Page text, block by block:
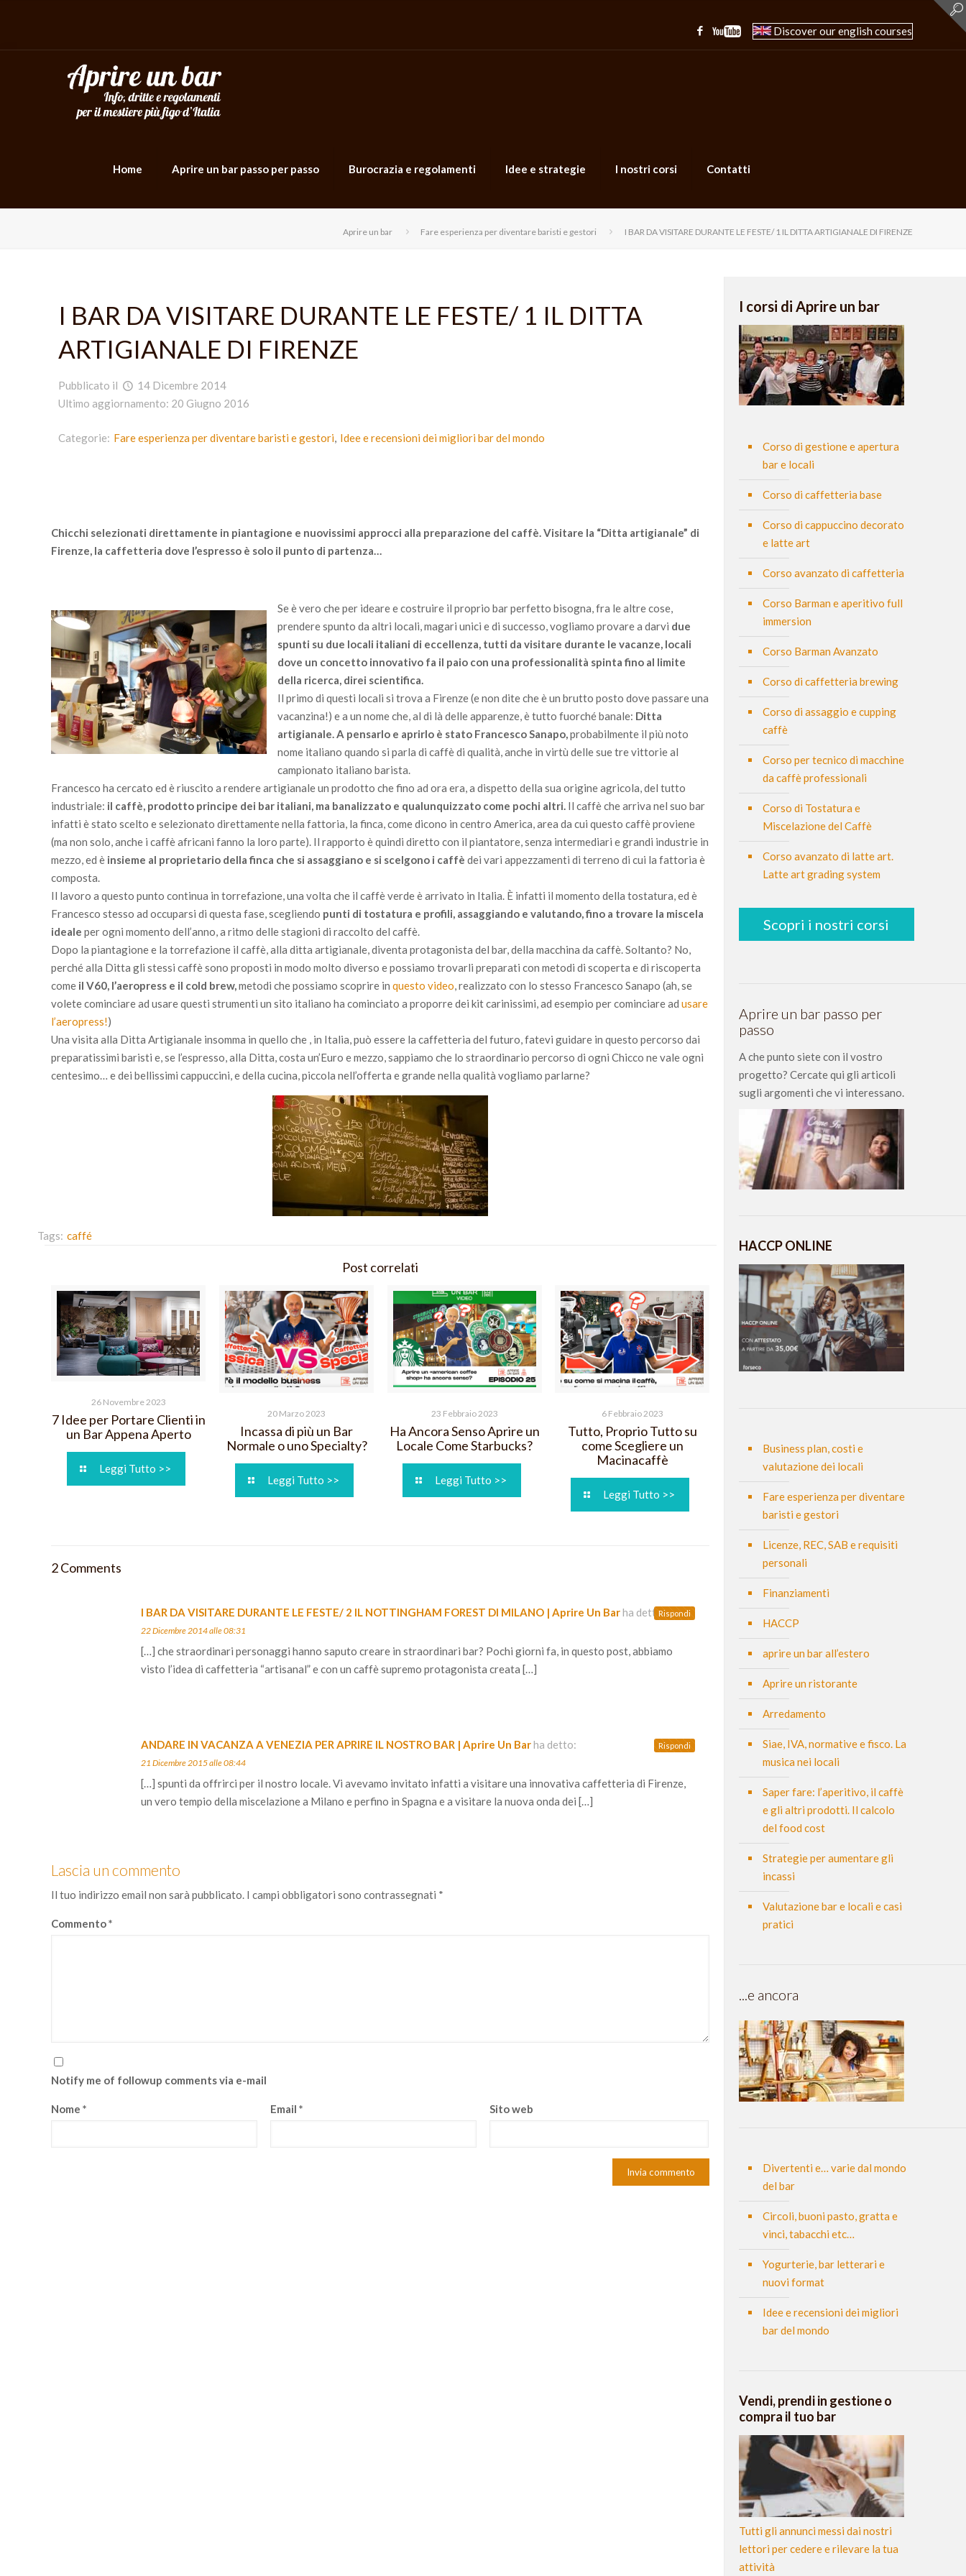
Discover our english courses
Home Aprire un bar passo per passo Burocrazia e regolamenti Idee e strategie I nostri corsi Contatti
Aprire un bar Fare esperienza per diventare baristi e gestori I BAR DA VISITARE DURANTE LE FESTE/ 1 IL DITTA ARTIGIANALE DI FIRENZE
I BAR DA VISITARE DURANTE LE FESTE/ 1 IL DITTA
ARTIGIANALE DI FIRENZE
Pubblicato il
14 Dicembre 2014
Ultimo aggiornamento: 20 Giugno 2016
Categorie: Fare esperienza per diventare baristi e gestori Idee e recensioni dei migliori bar del mondo
Chicchi selezionati direttamente in piantagione e nuovissimi approcci alla preparazione del caffè. Visitare la “Ditta artigianale” di
Firenze, la caffetteria dove l’espresso è solo il punto di partenza…
Se è vero che per ideare e costruire il proprio bar perfetto bisogna, fra le altre cose,
prendere spunto da altri locali, magari unici e di successo, vogliamo provare a darvi due
spunti su due locali italiani di eccellenza, tutti da visitare durante le vacanze, locali
dove un concetto innovativo fa il paio con una professionalità spinta fino al limite
della ricerca, direi scientifica.
Il primo di questi locali si trova a Firenze (e non dite che è un brutto posto dove passare una
vacanzina!) e a un nome che, al di là delle apparenze, è tutto fuorché banale: Ditta
artigianale. A pensarlo e aprirlo è stato Francesco Sanapo,probabilmente il più noto
nome italiano quando si parla di caffè di qualità, anche in virtù delle sue tre vittorie al
campionato italiano barista.
Francesco ha cercato ed è riuscito a rendere artigianale un prodotto che fino ad ora era, a dispetto della sua origine agricola, del tutto
industriale: il caffè, prodotto principe dei bar italiani, ma banalizzato e qualunquizzato come pochi altri. Il caffè che arriva nel suo bar
infatti è stato scelto e selezionato direttamente nella fattoria, la finca, come dicono in centro America, area da cui questo caffè proviene
(ma non solo, anche i caffè africani fanno la loro parte). Il rapporto è quindi diretto con il piantatore, senza intermediari e grandi industrie in
mezzo, ed è insieme al proprietario della finca che si assaggiano e si scelgono i caffè dei vari appezzamenti di terreno di cui la fattoria è
composta.
Il lavoro a questo punto continua in torrefazione, una volta che il caffè verde è arrivato in Italia. È infatti il momento della tostatura, ed è
Francesco stesso ad occuparsi di questa fase, scegliendo punti di tostatura e profili, assaggiando e valutando, fino a trovare la miscela
ideale per ogni momento dell’anno, a ritmo delle stagioni di raccolto del caffè.
Dopo la piantagione e la torrefazione il caffè, alla ditta artigianale, diventa protagonista del bar, della macchina da caffè. Soltanto? No,
perché alla Ditta gli stessi caffè sono proposti in modo molto diverso e possiamo trovarli preparati con metodi di scoperta e di riscoperta
come il V60, l’aeropress e il cold brew,metodi che possiamo scoprire inquesto video, realizzato con lo stesso Francesco Sanapo (ah, se
volete cominciare ad usare questi strumenti un sito italiano ha cominciato a proporre dei kit carinissimi, ad esempio per cominciare adusare
l’aeropress!)
Una visita alla Ditta Artigianale insomma in quello che , in Italia, può essere la caffetteria del futuro, fatevi guidare in questo percorso dai
preparatissimi baristi e, se l’espresso, alla Ditta, costa un’Euro e mezzo, sappiamo che lo straordinario percorso di ogni Chicco ne vale ogni
centesimo… e dei bellissimi cappuccini, e della cucina, piccola nell’offerta e grande nella qualità vogliamo parlarne?
Tags: caffé
Post correlati
26 Novembre 2023
7 Idee per Portare Clienti in
un Bar Appena Aperto
Leggi Tutto >>
20 Marzo 2023
Incassa di più un Bar
Normale o uno Specialty?
Leggi Tutto >>
23 Febbraio 2023
Ha Ancora Senso Aprire un
Locale Come Starbucks?
Leggi Tutto >>
6 Febbraio 2023
Tutto, Proprio Tutto su
come Scegliere un
Macinacaffè
Leggi Tutto >>
2 Comments
I BAR DA VISITARE DURANTE LE FESTE/ 2 IL NOTTINGHAM FOREST DI MILANO | Aprire Un Barha detto:
22 Dicembre 2014 alle 08:31
[…] che straordinari personaggi hanno saputo creare in straordinari bar? Pochi giorni fa, in questo post, abbiamo
visto l’idea di caffetteria “artisanal” e con un caffè supremo protagonista creata […]
Rispondi
ANDARE IN VACANZA A VENEZIA PER APRIRE IL NOSTRO BAR | Aprire Un Barha detto:
21 Dicembre 2015 alle 08:44
[…] spunti da offrirci per il nostro locale. Vi avevamo invitato infatti a visitare una innovativa caffetteria di Firenze,
un vero tempio della miscelazione a Milano e perfino in Spagna e a visitare la nuova onda dei […]
Rispondi
Lascia un commento
Il tuo indirizzo email non sarà pubblicato. I campi obbligatori sono contrassegnati *
Commento*
Notify me of followup comments via e-mail
Nome* Email* Sito web
I corsi di Aprire un bar
Corso di gestione e apertura
bar e locali
Corso di caffetteria base
Corso di cappuccino decorato
e latte art
Corso avanzato di caffetteria
Corso Barman e aperitivo full
immersion
Corso Barman Avanzato
Corso di caffetteria brewing
Corso di assaggio e cupping
caffè
Corso per tecnico di macchine
da caffè professionali
Corso di Tostatura e
Miscelazione del Caffè
Corso avanzato di latte art.
Latte art grading system
Scopri i nostri corsi
Aprire un bar passo per
passo
A che punto siete con il vostro
progetto? Cercate qui gli articoli
sugli argomenti che vi interessano.
HACCP ONLINE
Business plan, costi e
valutazione dei locali
Fare esperienza per diventare
baristi e gestori
Licenze, REC, SAB e requisiti
personali
Finanziamenti
HACCP
aprire un bar all’estero
Aprire un ristorante
Arredamento
Siae, IVA, normative e fisco. La
musica nei locali
Saper fare: l’aperitivo, il caffè
e gli altri prodotti. Il calcolo
del food cost
Strategie per aumentare gli
incassi
Valutazione bar e locali e casi
pratici
...e ancora
Divertenti e… varie dal mondo
del bar
Circoli, buoni pasto, gratta e
vinci, tabacchi etc…
Yogurterie, bar letterari e
nuovi format
Idee e recensioni dei migliori
bar del mondo
Vendi, prendi in gestione o
compra il tuo bar
Tutti gli annunci messi dai nostri
lettori per cedere e rilevare la tua
attività